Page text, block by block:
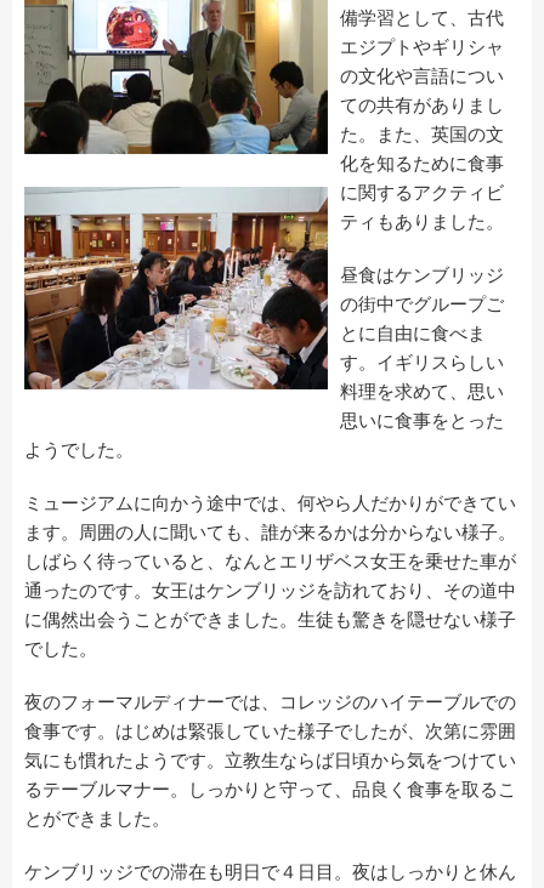
備学習として、古代
エジプトやギリシャ
の文化や言語につい
ての共有がありまし
た。また、英国の文
化を知るために食事
に関するアクティビ
ティもありました。
昼食はケンブリッジ
の街中でグループご
とに自由に食べま
す。イギリスらしい
料理を求めて、思い
思いに食事をとった
ようでした。
ミュージアムに向かう途中では、何やら人だかりができてい
ます。周囲の人に聞いても、誰が来るかは分からない様子。
しばらく待っていると、なんとエリザベス女王を乗せた車が
通ったのです。女王はケンブリッジを訪れており、その道中
に偶然出会うことができました。生徒も驚きを隠せない様子
でした。
夜のフォーマルディナーでは、コレッジのハイテーブルでの
食事です。はじめは緊張していた様子でしたが、次第に雰囲
気にも慣れたようです。立教生ならば日頃から気をつけてい
るテーブルマナー。しっかりと守って、品良く食事を取るこ
とができました。
ケンブリッジでの滞在も明日で４日目。夜はしっかりと休ん